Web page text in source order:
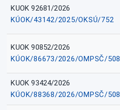
KUOK 92681/2026
KÚOK/43142/2025/OKSÚ/752
KUOK 90852/2026
KÚOK/86673/2026/OMPSČ/508
KUOK 93424/2026
KÚOK/88368/2026/OMPSČ/508